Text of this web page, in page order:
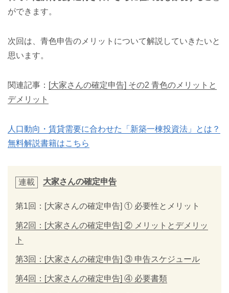
ができます。
次回は、青色申告のメリットについて解説していきたいと
思います。
関連記事： [大家さんの確定申告] その2 青色のメリットと
デメリット
人口動向・賃貸需要に合わせた「新築一棟投資法」とは？
無料解説書籍はこちら
連載 大家さんの確定申告
第1回：[大家さんの確定申告] ① 必要性とメリット
第2回：[大家さんの確定申告] ② メリットとデメリッ
ト
第3回：[大家さんの確定申告] ③ 申告スケジュール
第4回：[大家さんの確定申告] ④ 必要書類